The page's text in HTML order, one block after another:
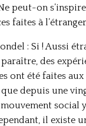
peut-on
faites à
: Si ! Aussi
des
ont été faites
que depuis une
mouvement social
il existe